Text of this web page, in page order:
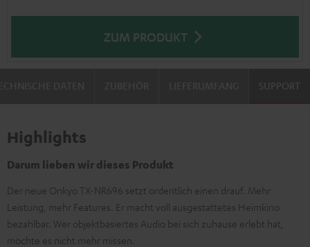
ZUM PRODUKT
SUPPORT
Highlights
Darum lieben wir dieses Produkt
Der neue Onkyo TX-NR696 setzt ordentlich einen drauf. Mehr
Leistung, mehr Features. Er macht voll ausgestattetes Heimkino
bezahlbar. Wer objektbasiertes Audio bei sich zuhause erlebt hat,
möchte es nicht mehr missen.